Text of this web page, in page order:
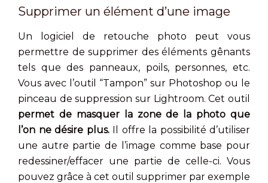
Supprimer un élément d’une image
Un logiciel de retouche photo peut vous
permettre de supprimer des éléments gênants
tels que des panneaux, poils, personnes, etc.
Vous avec l’outil “Tampon” sur Photoshop ou le
pinceau de suppression sur Lightroom. Cet outil
permet de masquer la zone de la photo que
l’on ne désire plus.Il offre la possibilité d’utiliser
une autre partie de l’image comme base pour
redessiner/effacer une partie de celle-ci. Vous
pouvez grâce à cet outil supprimer par exemple